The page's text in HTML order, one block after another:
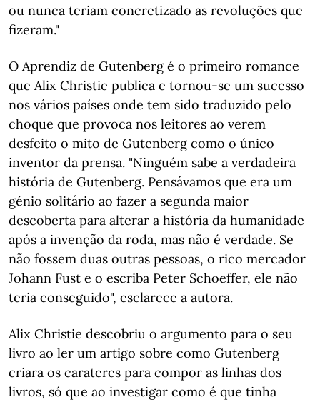
ou nunca teriam concretizado as revoluções que
fizeram."
O Aprendiz de Gutenberg é o primeiro romance
que Alix Christie publica e tornou-se um sucesso
nos vários países onde tem sido traduzido pelo
choque que provoca nos leitores ao verem
desfeito o mito de Gutenberg como o único
inventor da prensa. "Ninguém sabe a verdadeira
história de Gutenberg. Pensávamos que era um
génio solitário ao fazer a segunda maior
descoberta para alterar a história da humanidade
após a invenção da roda, mas não é verdade. Se
não fossem duas outras pessoas, o rico mercador
Johann Fust e o escriba Peter Schoeffer, ele não
teria conseguido", esclarece a autora.
Alix Christie descobriu o argumento para o seu
livro ao ler um artigo sobre como Gutenberg
criara os carateres para compor as linhas dos
livros, só que ao investigar como é que tinha